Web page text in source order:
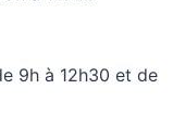
9h à 12h30 et de